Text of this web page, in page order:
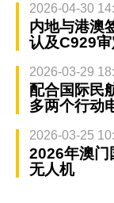
2026-04-30
内地与港澳
认及C929
2026-03-29
配合国际民
多两个行动
2026-03-25
2026年澳门
无人机